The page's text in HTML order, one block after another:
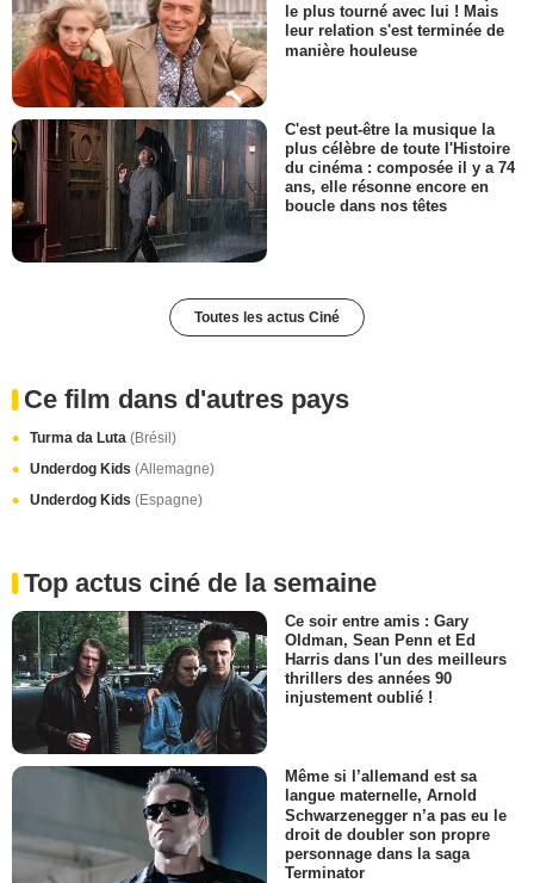
le plus tourné avec lui ! Mais
leur relation s'est terminée de
manière houleuse
C'est peut-être la musique la
plus célèbre de toute l'Histoire
du cinéma : composée il y a 74
ans, elle résonne encore en
boucle dans nos têtes
Toutes les actus Ciné
Ce film dans d'autres pays
Turma da Luta (Brésil)
Underdog Kids (Allemagne)
Underdog Kids (Espagne)
Top actus ciné de la semaine
Ce soir entre amis : Gary
Oldman, Sean Penn et Ed
Harris dans l'un des meilleurs
thrillers des années 90
injustement oublié !
Même si l’allemand est sa
langue maternelle, Arnold
Schwarzenegger n’a pas eu le
droit de doubler son propre
personnage dans la saga
Terminator